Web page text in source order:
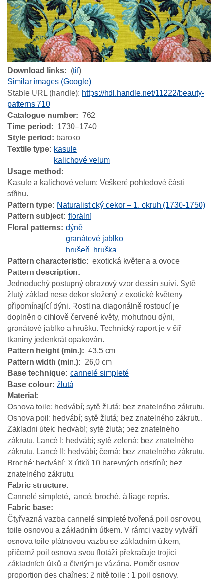
Download links (tif)
Similar images (Google)
Stable URL (handle): https://hdl.handle.net/11222/beauty-
patterns.710
Catalogue number
762
Time period
1730–1740
Style period
baroko
Textile type
kasule
kalichové velum
Usage method
Kasule a kalichové velum: Veškeré pohledové části
střihu.
Pattern type
Naturalistický dekor – 1. okruh (1730-1750)
Pattern subject florální
Floral patterns dýně
granátové jablko
hrušeň, hruška
Pattern characteristic
exotická květena a ovoce
Pattern description
Jednoduchý postupný obrazový vzor dessin suivi. Sytě
žlutý základ nese dekor složený z exotické květeny
připomínající dýni. Rostlina diagonálně rostoucí je
doplněn o cihlově červené květy, mohutnou dýni,
granátové jablko a hrušku. Technický raport je v šíři
tkaniny jedenkrát opakován.
Pattern height (min.)
43,5 cm
Pattern width (min.)
26,0 cm
Base technique cannelé simpleté
Base colour žlutá
Material
Osnova toile: hedvábí; sytě žlutá; bez znatelného zákrutu.
Osnova poil: hedvábí; sytě žlutá; bez znatelného zákrutu.
Základní útek: hedvábí; sytě žlutá; bez znatelného
zákrutu. Lancé I: hedvábí; sytě zelená; bez znatelného
zákrutu. Lancé II: hedvábí; černá; bez znatelného zákrutu.
Broché: hedvábí; X útků 10 barevných odstínů; bez
znatelného zákrutu.
Fabric structure
Cannelé simpleté, lancé, broché, à liage repris.
Fabric base
Čtyřvazná vazba cannelé simpleté tvořená poil osnovou,
toile osnovou a základním útkem. V rámci vazby vytváří
osnova toile plátnovou vazbu se základním útkem,
přičemž poil osnova svou flotáží překračuje trojici
základních útků a čtvrtým je vázána. Poměr osnov
proportion des chaînes: 2 nitě toile : 1 poil osnovy.